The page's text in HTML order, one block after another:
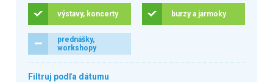
výstavy, koncerty burzy a jarmoky
prednášky,
workshopy
Filtruj podľa dátumu